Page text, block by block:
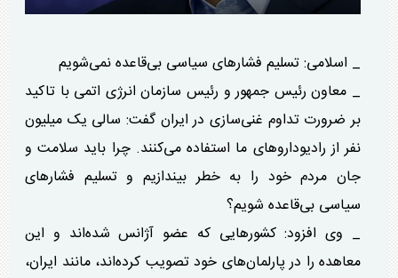
_ اسلامی: تسلیم فشار‌های سیاسی بی‌قاعده نمی‌شویم
_ معاون رئیس جمهور و رئیس سازمان انرژی اتمی با تاکید
بر ضرورت تداوم غنی‌سازی در ایران گفت: سالی یک میلیون
نفر از رادیودارو‌های ما استفاده می‌کنند. چرا باید سلامت و
جان مردم خود را به خطر بیندازیم و تسلیم فشار‌های
سیاسی بی‌قاعده شویم؟
_ وی افزود: کشور‌هایی که عضو آژانس شده‌اند و این
معاهده را در پارلمان‌های خود تصویب کرده‌اند، مانند ایران،